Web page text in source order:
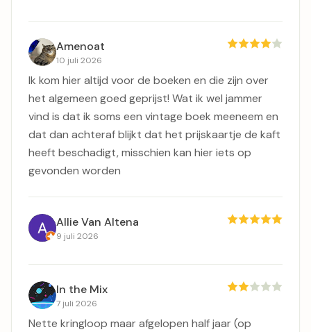
Amenoat
10 juli 2026
Ik kom hier altijd voor de boeken en die zijn over
het algemeen goed geprijst! Wat ik wel jammer
vind is dat ik soms een vintage boek meeneem en
dat dan achteraf blijkt dat het prijskaartje de kaft
heeft beschadigt, misschien kan hier iets op
gevonden worden
Allie Van Altena
9 juli 2026
In the Mix
7 juli 2026
Nette kringloop maar afgelopen half jaar (op